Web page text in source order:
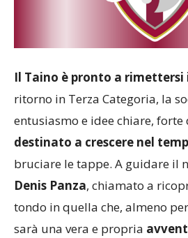
Il Taino è pronto a rimettersi
ritorno in Terza Categoria, la
entusiasmo e idee chiare, forte
destinato a crescere nel
bruciare le tappe. A guidare il
Denis Panza, chiamato a
tondo in quella che, almeno
sarà una vera e propria